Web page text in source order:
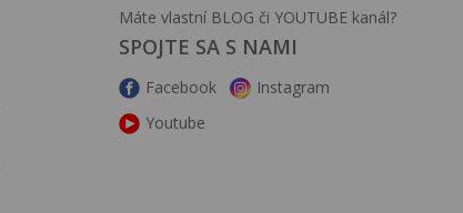
Máte vlastní BLOG či YOUTUBE kanál?
SPOJTE SA S NAMI
Facebook
Instagram
Youtube